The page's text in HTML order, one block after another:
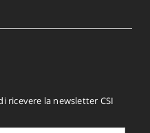
ricevere la newsletter CSI